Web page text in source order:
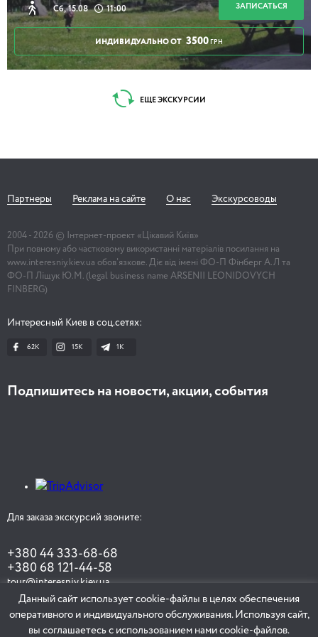
2 часа
Незнакомый Андреевский спуск
2 часа
Прогулянка Китаєвом, княжим форпостом
Києва
Сб, 15.08 11:00 ЗАПИСАТЬСЯ
ИНДИВИДУАЛЬНО ОТ 3500 ГРН
ЕЩЕ ЭКСКУРСИИ
Партнеры Реклама на сайте О нас Экскурсоводы
2004 - 2026 © Інтернет-проект «Цікавий Київ»
При повному або частковому використанні матеріалів посилання на
www.interesniy.kiev.ua обов'язкове. Діє від імені ФО-П Фінберг А.Л та
ФО-П Ліщук Ю.М. (legal business name ARSENII LEONIDOVYCH
FINBERG)
Интересный Киев в соц.сетях:
62K 15K 1К
Подпишитесь на новости, акции, события
Для заказа экскурсий звоните:
+380 44 333-68-68
+380 68 121-44-58
tour@interesniy.kiev.ua
ЗАКАЗАТЬ ЭКСКУРСИЮ
Данный сайт использует cookie-файлы в целях обеспечения
оперативного и индивидуального обслуживания. Используя сайт,
вы соглашаетесь с использованием нами cookie-файлов.